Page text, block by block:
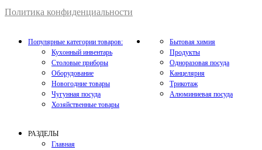
Политика конфиденциальности
Популярные категории товаров:
Кухонный инвентарь
Столовые приборы
Оборудование
Новогодние товары
Чугунная посуда
Хозяйственные товары
Бытовая химия
Продукты
Одноразовая посуда
Канцелярия
Трикотаж
Алюминиевая посуда
РАЗДЕЛЫ
Главная